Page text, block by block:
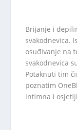
Brijanje i
svakodnevica.
osuđivanje na
svakodnevica
Potaknuti tim
poznatim
intimna i